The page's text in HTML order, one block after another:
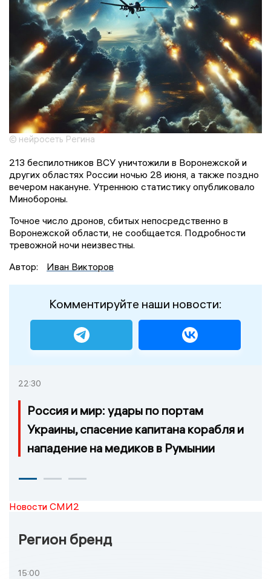
© нейросеть Регина
213 беспилотников ВСУ уничтожили в Воронежской и
других областях России ночью 28 июня, а также поздно
вечером накануне. Утреннюю статистику опубликовало
Минобороны.
Точное число дронов, сбитых непосредственно в
Воронежской области, не сообщается. Подробности
тревожной ночи неизвестны.
Автор:
Иван Викторов
Комментируйте наши новости:
22:30
Россия и мир: удары по портам
Украины, спасение капитана корабля и
нападение на медиков в Румынии
Новости СМИ2
Регион бренд
15:00